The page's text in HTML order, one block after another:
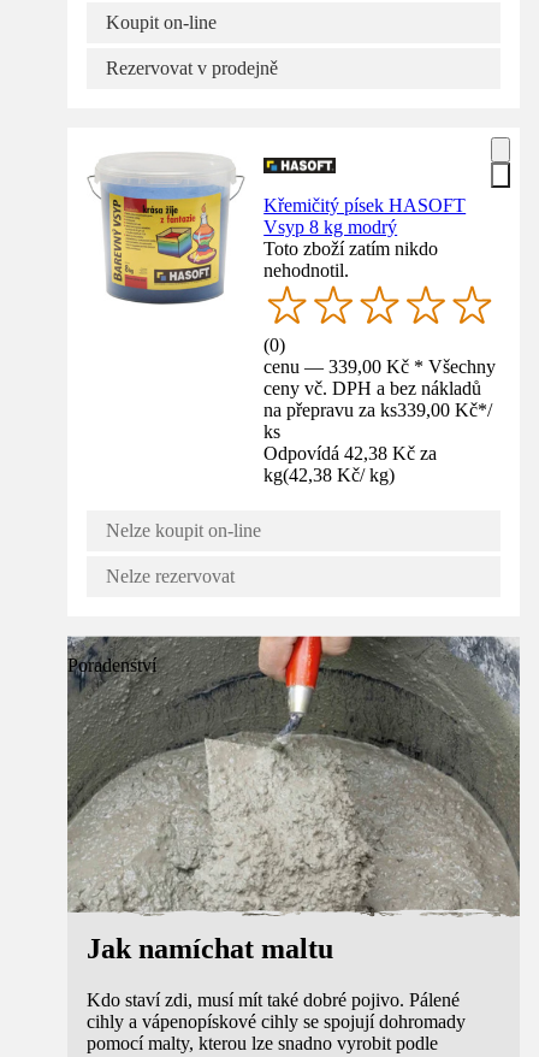
Koupit on-line
Rezervovat v prodejně
Křemičitý písek HASOFT
Vsyp 8 kg modrý
Toto zboží zatím nikdo
nehodnotil.
(0)
cenu — 339,00 Kč * Všechny
ceny vč. DPH a bez nákladů
na přepravu za ks339,00 Kč*/
ks
Odpovídá 42,38 Kč za
kg(42,38 Kč/ kg)
Nelze koupit on-line
Nelze rezervovat
Poradenství
Jak namíchat maltu
Kdo staví zdi, musí mít také dobré pojivo. Pálené
cihly a vápenopískové cihly se spojují dohromady
pomocí malty, kterou lze snadno vyrobit podle